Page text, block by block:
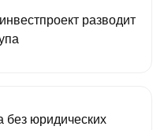
разводит
юридических